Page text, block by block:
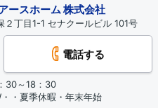
ースホーム 株式会社
丁目1-1 セナクールビル 101号
電話する
30～18：30
・夏季休暇・年末年始